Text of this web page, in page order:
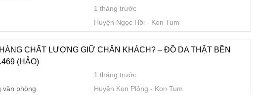
Nguyên Đậm Đà Hương Vị Núi Rừng
1 tháng trước
gia đình Huyện Kon Plông Kon Tum
CAO VẪN CÓ THỂ BẮT ĐẦU KINH DOANH VỚI NGUỒN HÀNG
0822.879.469 (HẢO)
1 tháng trước
Huyện Ngọc Hồi Kon Tum
CHẤT LƯỢNG GIỮ CHÂN KHÁCH? – ĐỒ DA THẬT BỀN
(HẢO)
1 tháng trước
văn phòng Huyện Kon Plông Kon Tum